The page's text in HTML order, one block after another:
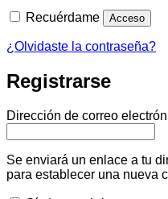
Recuérdame Acceso
¿Olvidaste la contraseña?
Registrarse
Dirección de correo
Se enviará un enlace a tu
para establecer una nueva